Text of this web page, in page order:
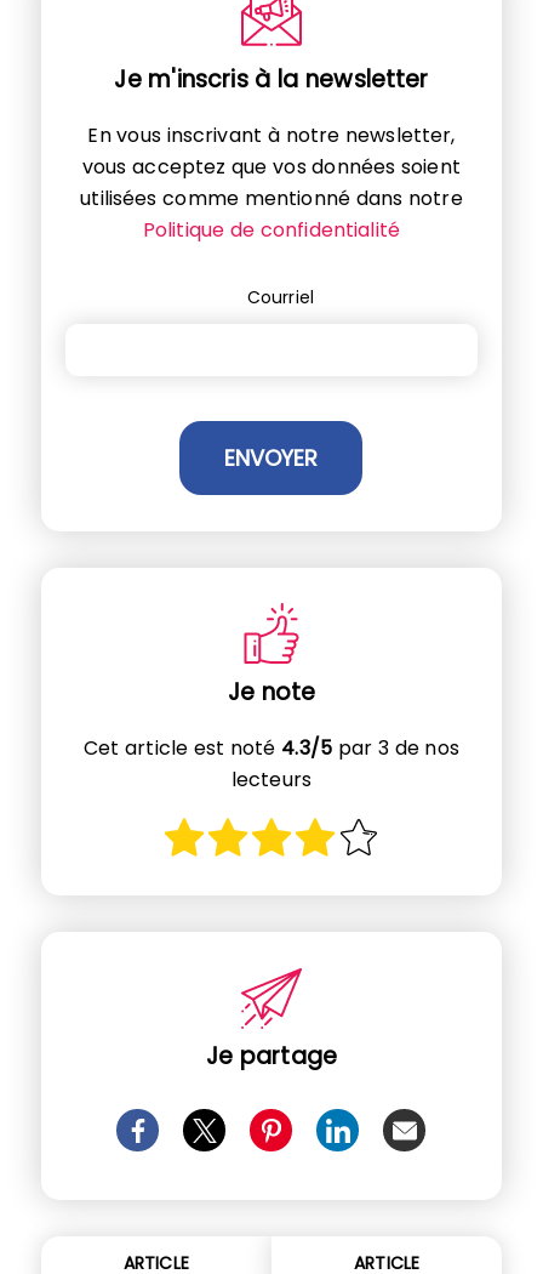
Je m'inscris à la newsletter
En vous inscrivant à notre newsletter,
vous acceptez que vos données soient
utilisées comme mentionné dans notre
Politique de confidentialité
Courriel
Je note
Cet article est noté 4.3/5par 3 de nos
lecteurs
Je partage
ARTICLE ARTICLE